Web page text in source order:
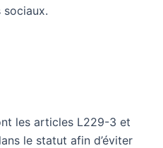
sociaux.
les articles L229-3 et
le statut afin d’éviter